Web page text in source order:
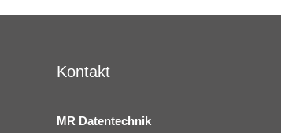
Kontakt
MR Datentechnik